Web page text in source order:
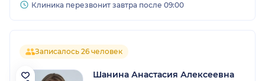
Клиника перезвонит завтра после 09:00
Записалось 26 человек
Шанина Анастасия Алексеевна